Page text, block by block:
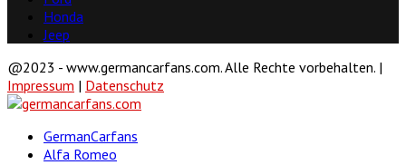
Honda
Jeep
@2023 - www.germancarfans.com. Alle Rechte vorbehalten. |
Impressum | Datenschutz
GermanCarfans
Alfa Romeo